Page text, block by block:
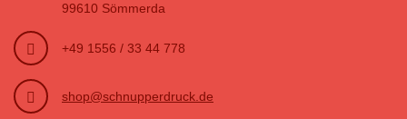
99610 Sömmerda
+49 1556 / 33 44 778
shop@schnupperdruck.de